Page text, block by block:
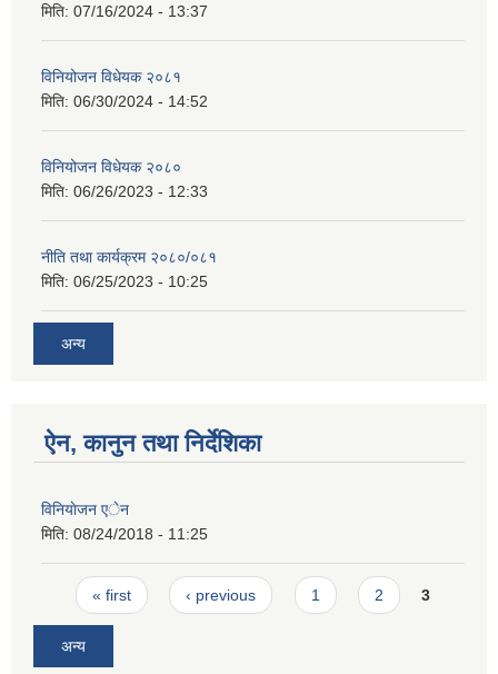
मिति: 07/16/2024 - 13:37
विनियोजन विधेयक २०८१
मिति: 06/30/2024 - 14:52
विनियोजन विधेयक २०८०
मिति: 06/26/2023 - 12:33
नीति तथा कार्यक्रम २०८०/०८१
मिति: 06/25/2023 - 10:25
अन्य
ऐन, कानुन तथा निर्देशिका
विनियाेजन एेन
मिति: 08/24/2018 - 11:25
Pages
« first ‹ previous 1 2 3
अन्य